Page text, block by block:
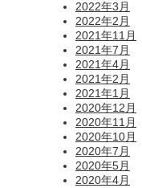
2022年3月
2022年2月
2021年11月
2021年7月
2021年4月
2021年2月
2021年1月
2020年12月
2020年11月
2020年10月
2020年7月
2020年5月
2020年4月